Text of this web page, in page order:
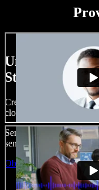
Un tastet del
Studio.
Crea dobl. de veu,
clona veus i munta
Sense corba
sense els límits de sempre.
Obre l'Studio